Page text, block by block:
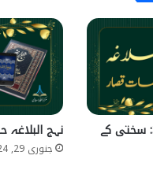
نہج البلاغہ حکمت 351: سختی کے نہج البلاغہ حکمت 163:
جنوری 29, 2024